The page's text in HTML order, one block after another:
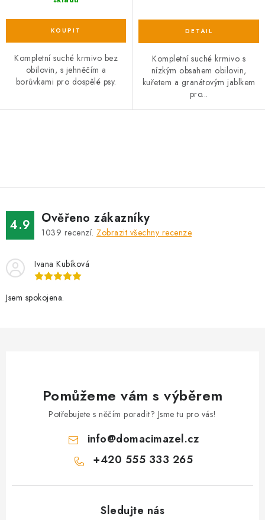
Kompletní suché krmivo bez
obilovin, s jehněčím a
borůvkami pro dospělé psy.
Kompletní suché krmivo s
nízkým obsahem obilovin,
kuřetem a granátovým jablkem
pro...
á
d
a
c
p
v
4.9 Ověřeno zákazníky
1039 recenzí. Zobrazit všechny recenze
Ivana Kubíková
Jsem spokojena.
Pomůžeme vám s výběrem
Potřebujete s něčím poradit? Jsme tu pro vás!
info@domacimazel.cz
+420 555 333 265